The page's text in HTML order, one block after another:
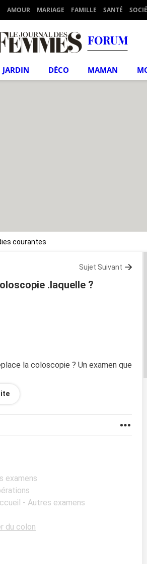
AMOUR MARIAGE FAMILLE SANTÉ
FORUM
JARDIN DÉCO MAMAN
courantes
Sujet Suivant
.laquelle ?
la coloscopie ? Un examen que
examens
- Autres examens
du colon